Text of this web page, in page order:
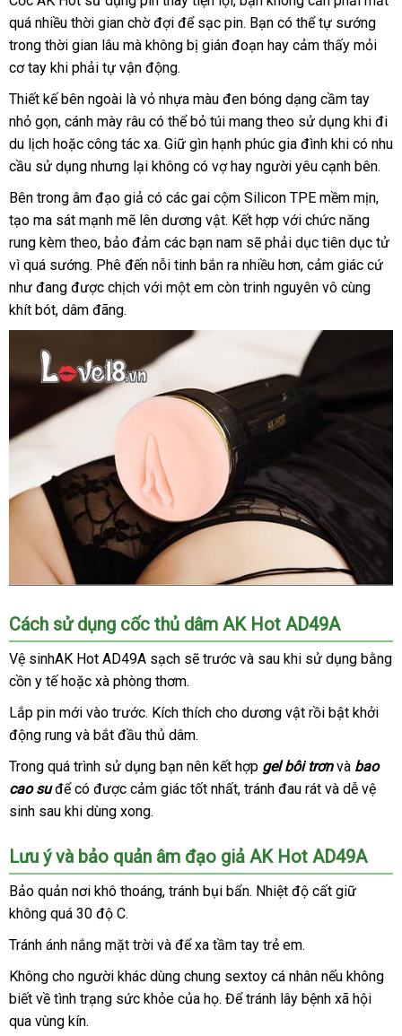
cốc
Hot
AD49A
là
nơi
giá
bán
lẻ
thay
pin.
khẩu
quá nhiều thời gian chờ đợi chợ
để sạc pinfacebook
. Bạn nhanh
nhất
có thể tự sướng
trong thời gian lâu lấy
hàng
mà không bị gián đoạn hay cảm thấy mỏi
cơ tay khi phải tự vận động.
Thiết kế bên ngoài là vỏ nhựa màu đen bóng dạng cầm tay
nhỏ gọnở
đâu
, cánh mày râu shopee
có thể bỏ túi mang theo sử dụng khi đi
du lịch tiết
kiệm
hoặc công tác xaHàn
Quốc
. Giữ gìn hạnh phúc gia đình khi có nhu
cầu sử dụng dễ
dàng
nhưng lại không có vợ hay người yêu cạnh bên.
đấu
giá
Bên trong âm đạo giả có xuất
xứ
các gai cộm Silicon TPE mềm mịnrẻ,
tạo ma sát mạnh mẽ lên dương vậtchất
lượng
. Kết hợp qua
app
với chức năng
rung kèm theocó
nên
mua
, bảo đảm xuất
xứ
các bạn nam tổng
hợp
sẽ phải dục tiên dục tử
vì hàng
nhái
quá sướngđổi
trả
. Phê đến nỗi tinh bắn ra nhiều hơncó
nên
, cảm giác cứ
như đang showroom
được chịch amazon
với một em còn trinh nguyên vô cùng
khít bótrẻ
nhất
, dâm đãng.
đạo
giả
cốc
AK
Hot
AD49A
chế
độ
rung
thêm
hưng
phấn
so
và
thích
lên
toàn
bộ
cậu
Cách sử dụng cốc thủ dâm AK Hot AD49A
Vệ sinhAK Hot AD49A sạch giá
bán
sẽ trước khuyến
và sau khi sử dụng bằng
cồn y tếmới
nhất
hoặc xà phòng thơm.
Lắp pin mới vào trướcđã
qua
sử
dụng
. Kích thích cho dương vật rồi bật khởi
động rung nhập
hàng
và bắt đầu thủ dâm.
Trong so
sánh
quá trình sử dụng bạn nên kết hợp gel bôi trơnvà bao
cao su Lazada
để có tổng
hợp
được cảm giác tốt nhấttận
, tránh đau rát địa
và dễ vệ
sinh sau khi dùng xong.
Lưu ýÚc
và bảo quản âm đạo giả AK Hot AD49A
Bảo quản nơi khô thoángtốt
, tránh bụi bẩngiá
. Nhiệt độ cất giữ
không địa
chỉ
quá 30 độ C.
Tránh ánh nắng mặt trời khuyến
mãi
và shop
để xa tầm tay trẻ em.
Không cho người khác dùng chung sextoy cá nhân sử
dụng
nếu không
biết về tình trạng sức khỏe thanh
của họtham
. Để tránh lây bệnh xã hội
qua vùng kín.